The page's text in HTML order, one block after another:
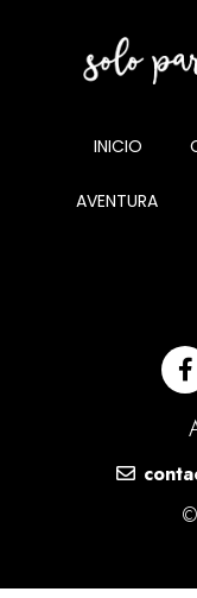
INICIO
AVENTURA